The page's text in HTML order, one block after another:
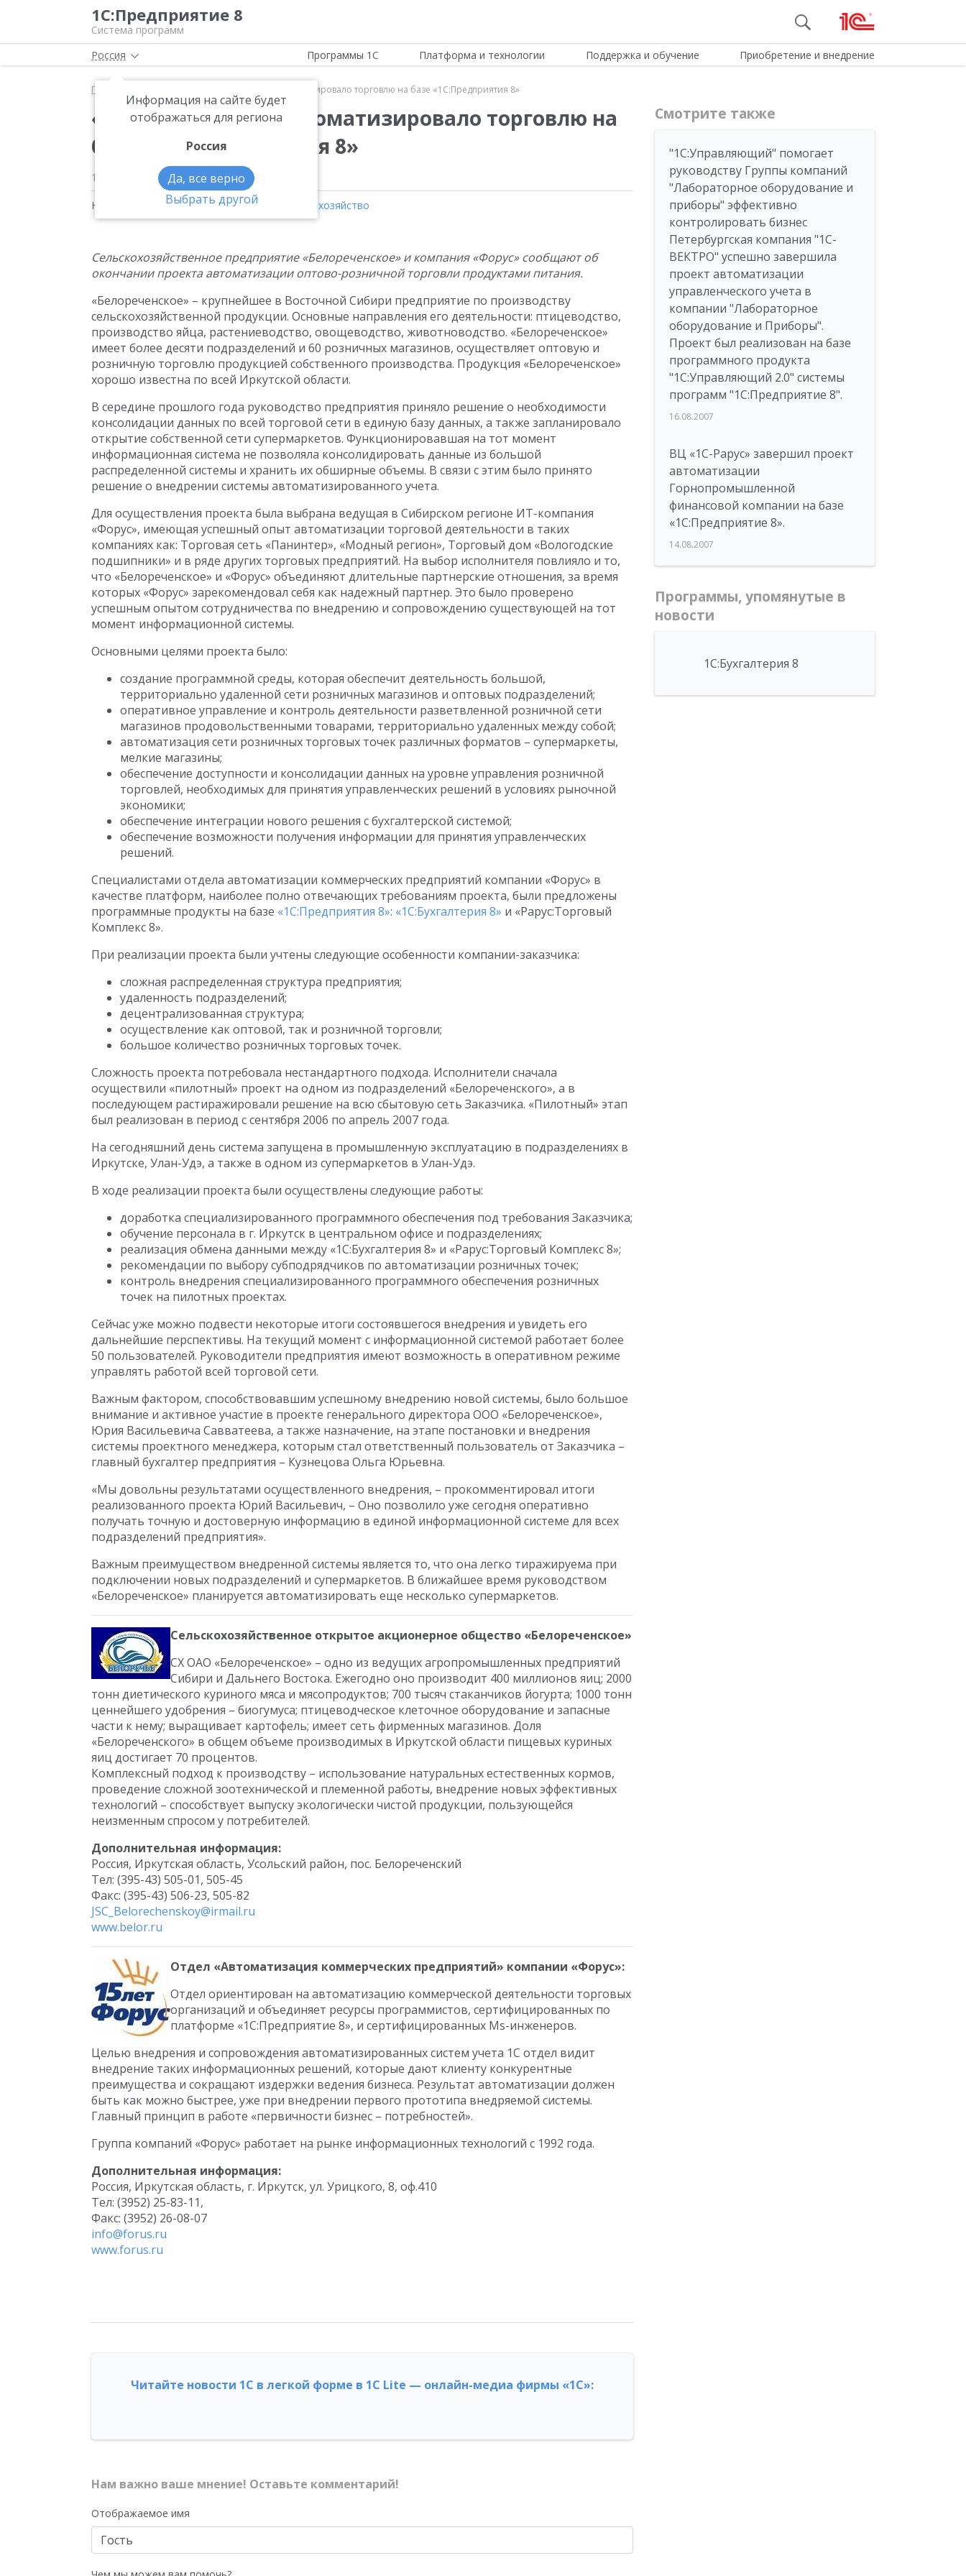
1С:Предприятие 8
Система программ
Россия
Информация на сайте будет
отображаться для региона
Россия
Да, все верно
Выбрать другой
Программы 1С Платформа и технологии Поддержка и обучение Приобретение и внедрение
Главная «Белореченское» автоматизировало торговлю на базе «1С:Предприятия 8»
«Белореченское» автоматизировало торговлю на
базе «1С:Предприятия 8»
15.08.2007
Новости на тему:1С:Бухгалтерия 8 Сельское хозяйство
Сельскохозяйственное предприятие «Белореченское» и компания «Форус» сообщают об
окончании проекта автоматизации оптово-розничной торговли продуктами питания.
«Белореченское» – крупнейшее в Восточной Сибири предприятие по производству
сельскохозяйственной продукции. Основные направления его деятельности: птицеводство,
производство яйца, растениеводство, овощеводство, животноводство. «Белореченское»
имеет более десяти подразделений и 60 розничных магазинов, осуществляет оптовую и
розничную торговлю продукцией собственного производства. Продукция «Белореченское»
хорошо известна по всей Иркутской области.
В середине прошлого года руководство предприятия приняло решение о необходимости
консолидации данных по вcей торговой сети в единую базу данных, а также запланировало
открытие собственной сети супермаркетов. Функционировавшая на тот момент
информационная система не позволяла консолидировать данные из большой
распределенной системы и хранить их обширные объемы. В связи с этим было принято
решение о внедрении системы автоматизированного учета.
Для осуществления проекта была выбрана ведущая в Сибирском регионе ИТ-компания
«Форус», имеющая успешный опыт автоматизации торговой деятельности в таких
компаниях как: Торговая сеть «Панинтер», «Модный регион», Торговый дом «Вологодские
подшипники» и в ряде других торговых предприятий. На выбор исполнителя повлияло и то,
что «Белореченское» и «Форус» объединяют длительные партнерские отношения, за время
которых «Форус» зарекомендовал себя как надежный партнер. Это было проверено
успешным опытом сотрудничества по внедрению и сопровождению существующей на тот
момент информационной системы.
Основными целями проекта было:
создание программной среды, которая обеспечит деятельность большой,
территориально удаленной сети розничных магазинов и оптовых подразделений;
оперативное управление и контроль деятельности разветвленной розничной сети
магазинов продовольственными товарами, территориально удаленных между собой;
автоматизация сети розничных торговых точек различных форматов – супермаркеты,
мелкие магазины;
обеспечение доступности и консолидации данных на уровне управления розничной
торговлей, необходимых для принятия управленческих решений в условиях рыночной
экономики;
обеспечение интеграции нового решения с бухгалтерской системой;
обеспечение возможности получения информации для принятия управленческих
решений.
Специалистами отдела автоматизации коммерческих предприятий компании «Форус» в
качестве платформ, наиболее полно отвечающих требованиям проекта, были предложены
программные продукты на базе «1С:Предприятия 8»: «1С:Бухгалтерия 8» и «Рарус:Торговый
Комплекс 8».
При реализации проекта были учтены следующие особенности компании-заказчика:
сложная распределенная структура предприятия;
удаленность подразделений;
децентрализованная структура;
осуществление как оптовой, так и розничной торговли;
большое количество розничных торговых точек.
Сложность проекта потребовала нестандартного подхода. Исполнители сначала
осуществили «пилотный» проект на одном из подразделений «Белореченского», а в
последующем растиражировали решение на всю сбытовую сеть Заказчика. «Пилотный» этап
был реализован в период с сентября 2006 по апрель 2007 года.
На сегодняшний день система запущена в промышленную эксплуатацию в подразделениях в
Иркутске, Улан-Удэ, а также в одном из супермаркетов в Улан-Удэ.
В ходе реализации проекта были осуществлены следующие работы:
доработка специализированного программного обеспечения под требования Заказчика;
обучение персонала в г. Иркутск в центральном офисе и подразделениях;
реализация обмена данными между «1С:Бухгалтерия 8» и «Рарус:Торговый Комплекс 8»;
рекомендации по выбору субподрядчиков по автоматизации розничных точек;
контроль внедрения специализированного программного обеспечения розничных
точек на пилотных проектах.
Сейчас уже можно подвести некоторые итоги состоявшегося внедрения и увидеть его
дальнейшие перспективы. На текущий момент с информационной системой работает более
50 пользователей. Руководители предприятия имеют возможность в оперативном режиме
управлять работой всей торговой сети.
Важным фактором, способствовавшим успешному внедрению новой системы, было большое
внимание и активное участие в проекте генерального директора ООО «Белореченское»,
Юрия Васильевича Савватеева, а также назначение, на этапе постановки и внедрения
системы проектного менеджера, которым стал ответственный пользователь от Заказчика –
главный бухгалтер предприятия – Кузнецова Ольга Юрьевна.
«Мы довольны результатами осуществленного внедрения, – прокомментировал итоги
реализованного проекта Юрий Васильевич, – Оно позволило уже сегодня оперативно
получать точную и достоверную информацию в единой информационной системе для всех
подразделений предприятия».
Важным преимуществом внедренной системы является то, что она легко тиражируема при
подключении новых подразделений и супермаркетов. В ближайшее время руководством
«Белореченское» планируется автоматизировать еще несколько супермаркетов.
Сельскохозяйственное открытое акционерное общество «Белореченское»
СХ ОАО «Белореченское» – одно из ведущих агропромышленных предприятий
Сибири и Дальнего Востока. Ежегодно оно производит 400 миллионов яиц; 2000
тонн диетического куриного мяса и мясопродуктов; 700 тысяч стаканчиков йогурта; 1000 тонн
ценнейшего удобрения – биогумуса; птицеводческое клеточное оборудование и запасные
части к нему; выращивает картофель; имеет сеть фирменных магазинов. Доля
«Белореченского» в общем объеме производимых в Иркутской области пищевых куриных
яиц достигает 70 процентов.
Комплексный подход к производству – использование натуральных естественных кормов,
проведение сложной зоотехнической и племенной работы, внедрение новых эффективных
технологий – способствует выпуску экологически чистой продукции, пользующейся
неизменным спросом у потребителей.
Дополнительная информация:
Россия, Иркутская область, Усольский район, пос. Белореченский
Тел: (395-43) 505-01, 505-45
Факс: (395-43) 506-23, 505-82
JSC_Belorechenskoy@irmail.ru
www.belor.ru
Отдел «Автоматизация коммерческих предприятий» компании «Форус»:
Отдел ориентирован на автоматизацию коммерческой деятельности торговых
организаций и объединяет ресурсы программистов, сертифицированных по
платформе «1С:Предприятие 8», и сертифицированных Ms-инженеров.
Целью внедрения и сопровождения автоматизированных систем учета 1С отдел видит
внедрение таких информационных решений, которые дают клиенту конкурентные
преимущества и сокращают издержки ведения бизнеса. Результат автоматизации должен
быть как можно быстрее, уже при внедрении первого прототипа внедряемой системы.
Главный принцип в работе «первичности бизнес – потребностей».
Группа компаний «Форус» работает на рынке информационных технологий с 1992 года.
Дополнительная информация:
Россия, Иркутская область, г. Иркутск, ул. Урицкого, 8, оф.410
Тел: (3952) 25-83-11,
Факс: (3952) 26-08-07
info@forus.ru
www.forus.ru
Читайте новости 1С в легкой форме в 1С Lite — онлайн-медиа фирмы «1С»:
Нам важно ваше мнение! Оставьте комментарий!
Отображаемое имя
Смотрите также
"1С:Управляющий" помогает
руководству Группы компаний
"Лабораторное оборудование и
приборы" эффективно
контролировать бизнес
Петербургская компания "1С-
ВЕКТРО" успешно завершила
проект автоматизации
управленческого учета в
компании "Лабораторное
оборудование и Приборы".
Проект был реализован на базе
программного продукта
"1С:Управляющий 2.0" системы
программ "1С:Предприятие 8".
16.08.2007
ВЦ «1С-Рарус» завершил проект
автоматизации
Горнопромышленной
финансовой компании на базе
«1С:Предприятие 8».
14.08.2007
Программы, упомянутые в
новости
1С:Бухгалтерия 8